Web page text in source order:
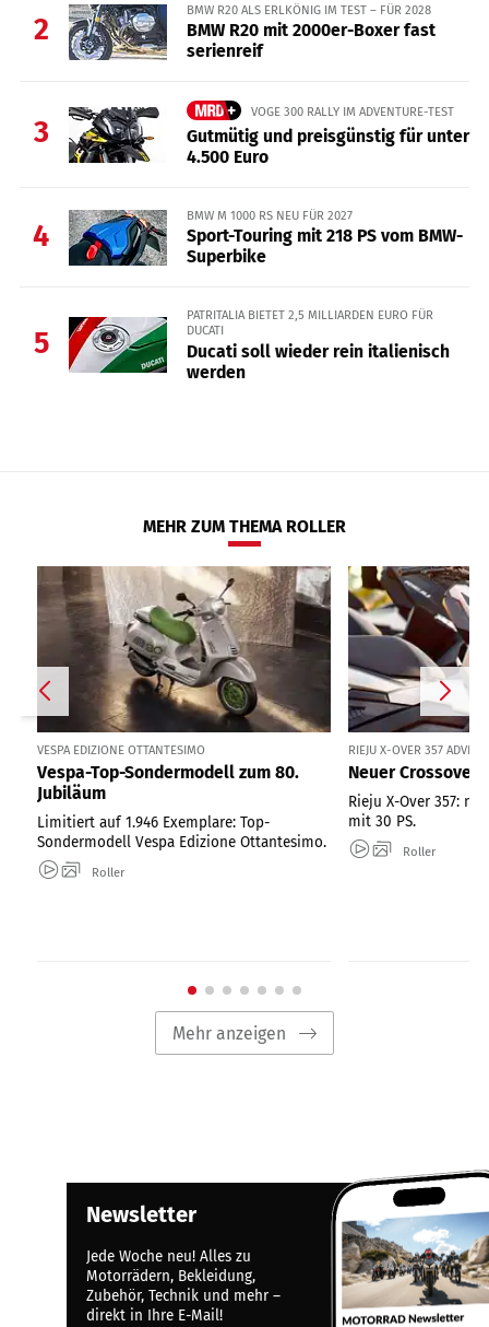
2
BMW R20 ALS ERLKÖNIG IM TEST – FÜR 2028
BMW R20 mit 2000er-Boxer fast
serienreif
3
VOGE 300 RALLY IM ADVENTURE-TEST
Gutmütig und preisgünstig für unter
4.500 Euro
4
BMW M 1000 RS NEU FÜR 2027
Sport-Touring mit 218 PS vom BMW-
Superbike
5
PATRITALIA BIETET 2,5 MILLIARDEN EURO FÜR
DUCATI
Ducati soll wieder rein italienisch
werden
MEHR ZUM THEMA ROLLER
VESPA EDIZIONE OTTANTESIMO
Vespa-Top-Sondermodell zum 80.
Jubiläum
Limitiert auf 1.946 Exemplare: Top-
Sondermodell Vespa Edizione Ottantesimo.
Roller
RIEJU X-OVER 357
Neuer
Rieju X-Over 357:
mit 30 PS.
Roller
Mehr anzeigen
Newsletter
Jede Woche neu! Alles zu
Motorrädern, Bekleidung,
Zubehör, Technik und mehr –
direkt in Ihre E-Mail!